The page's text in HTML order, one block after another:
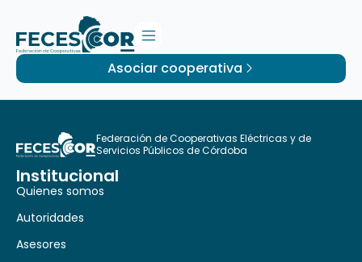
Asociar cooperativa
Federación de Cooperativas Eléctricas y de
Servicios Públicos de Córdoba
Institucional
Quienes somos
Autoridades
Asesores